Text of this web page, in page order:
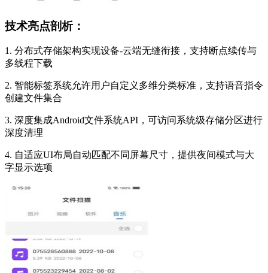
技术亮点剖析：
1. 分布式存储架构实现设备-云端无缝衔接，支持断点续传与
多线程下载
2. 智能标签系统允许用户自定义多维分类标准，支持语音指令
创建文件集合
3. 深度集成Android文件系统API，可访问系统级存储分区进行
深度清理
4. 自适应UI布局自动匹配不同屏幕尺寸，提供夜间模式与大
字显示选项